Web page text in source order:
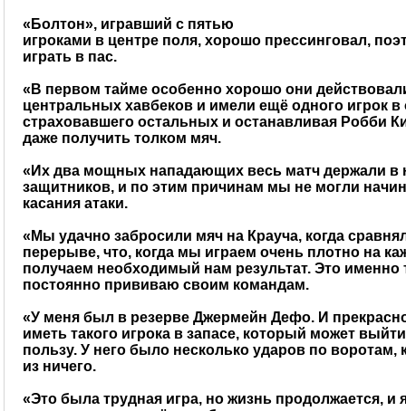
«Болтон», игравший с пятью
игроками в центре поля, хорошо прессинговал,
играть в пас.
«В первом тайме особенно хорошо они
центральных хавбеков и имели ещё одного игрок в
страховавшего остальных и останавливая Робби
даже получить толком мяч.
«Их два мощных нападающих весь матч держали в
защитников, и по этим причинам мы не могли
касания атаки.
«Мы удачно забросили мяч на Крауча, когда
перерыве, что, когда мы играем очень плотно на
получаем необходимый нам результат. Это именно
постоянно прививаю своим командам.
«У меня был в резерве Джермейн Дефо. И
иметь такого игрока в запасе, который может
пользу. У него было несколько ударов по воротам,
из ничего.
«Это была трудная игра, но жизнь продолжается, и